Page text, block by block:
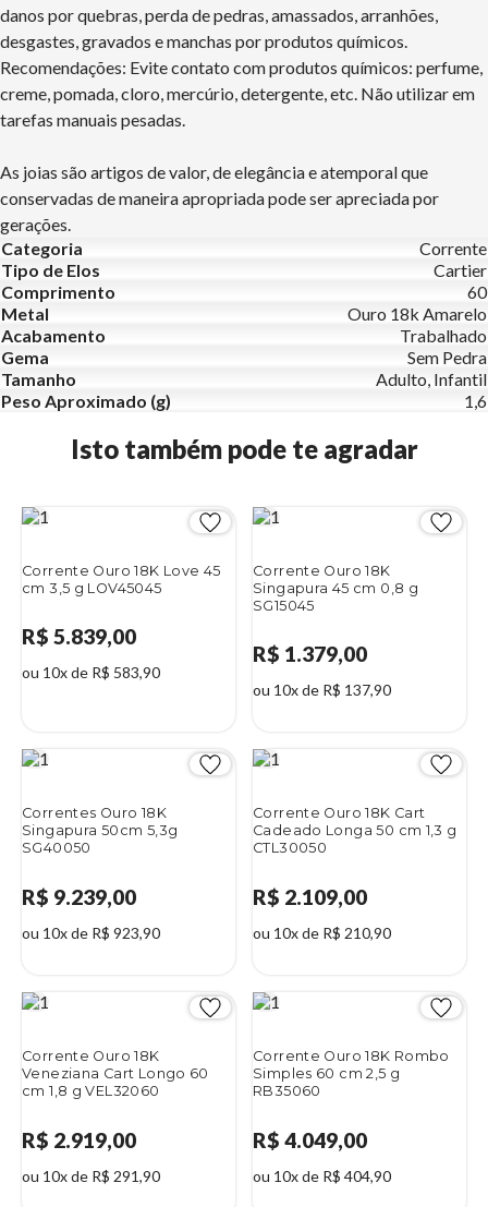
danos por quebras, perda de pedras, amassados, arranhões,
desgastes, gravados e manchas por produtos químicos.
Recomendações: Evite contato com produtos químicos: perfume,
creme, pomada, cloro, mercúrio, detergente, etc. Não utilizar em
tarefas manuais pesadas.
As joias são artigos de valor, de elegância e atemporal que
conservadas de maneira apropriada pode ser apreciada por
gerações.
Categoria
Corrente
Tipo de Elos
Cartier
Comprimento
60
Metal
Ouro 18k Amarelo
Acabamento
Trabalhado
Gema
Sem Pedra
Tamanho
Adulto, Infantil
Peso Aproximado (g)
1,6
Isto também pode te agradar
Corrente Ouro 18K Love 45
cm 3,5 g LOV45045
R$ 5.839,00
ou 10x de R$ 583,90
Corrente Ouro 18K
Singapura 45 cm 0,8 g
SG15045
R$ 1.379,00
ou 10x de R$ 137,90
Correntes Ouro 18K
Singapura 50cm 5,3g
SG40050
R$ 9.239,00
ou 10x de R$ 923,90
Corrente Ouro 18K Cart
Cadeado Longa 50 cm 1,3 g
CTL30050
R$ 2.109,00
ou 10x de R$ 210,90
Corrente Ouro 18K
Veneziana Cart Longo 60
cm 1,8 g VEL32060
R$ 2.919,00
ou 10x de R$ 291,90
Corrente Ouro 18K Rombo
Simples 60 cm 2,5 g
RB35060
R$ 4.049,00
ou 10x de R$ 404,90